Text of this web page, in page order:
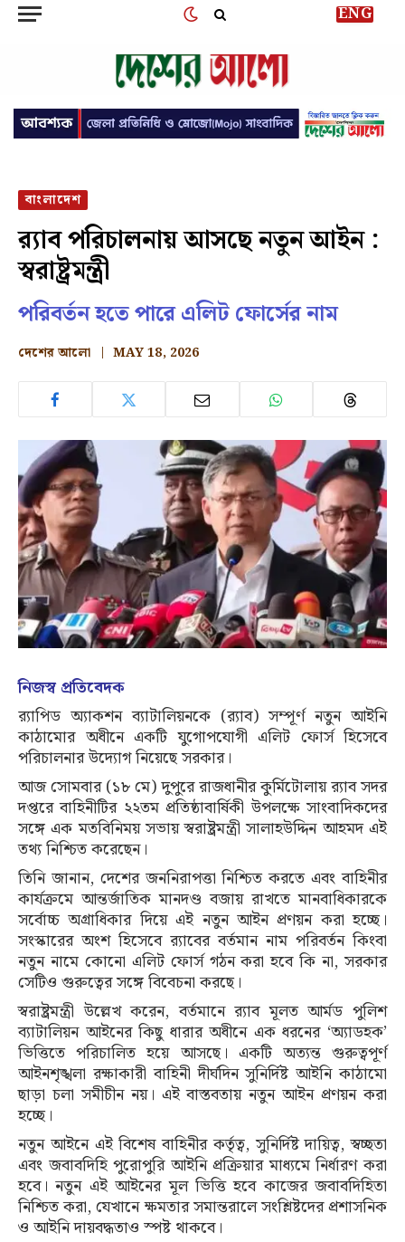
ENG
বাংলাদেশ
র‍্যাব পরিচালনায় আসছে নতুন আইন :
স্বরাষ্ট্রমন্ত্রী
পরিবর্তন হতে পারে এলিট ফোর্সের নাম
দেশের আলো MAY 18, 2026
নিজস্ব প্রতিবেদক
র‍্যাপিড অ্যাকশন ব্যাটালিয়নকে (র‍্যাব) সম্পূর্ণ নতুন আইনি
কাঠামোর অধীনে একটি যুগোপযোগী এলিট ফোর্স হিসেবে
পরিচালনার উদ্যোগ নিয়েছে সরকার।
আজ সোমবার (১৮ মে) দুপুরে রাজধানীর কুর্মিটোলায় র‍্যাব সদর
দপ্তরে বাহিনীটির ২২তম প্রতিষ্ঠাবার্ষিকী উপলক্ষে সাংবাদিকদের
সঙ্গে এক মতবিনিময় সভায় স্বরাষ্ট্রমন্ত্রী সালাহউদ্দিন আহমদ এই
তথ্য নিশ্চিত করেছেন।
তিনি জানান, দেশের জননিরাপত্তা নিশ্চিত করতে এবং বাহিনীর
কার্যক্রমে আন্তর্জাতিক মানদণ্ড বজায় রাখতে মানবাধিকারকে
সর্বোচ্চ অগ্রাধিকার দিয়ে এই নতুন আইন প্রণয়ন করা হচ্ছে।
সংস্কারের অংশ হিসেবে র‍্যাবের বর্তমান নাম পরিবর্তন কিংবা
নতুন নামে কোনো এলিট ফোর্স গঠন করা হবে কি না, সরকার
সেটিও গুরুত্বের সঙ্গে বিবেচনা করছে।
স্বরাষ্ট্রমন্ত্রী উল্লেখ করেন, বর্তমানে র‍্যাব মূলত আর্মড পুলিশ
ব্যাটালিয়ন আইনের কিছু ধারার অধীনে এক ধরনের ‘অ্যাডহক’
ভিত্তিতে পরিচালিত হয়ে আসছে। একটি অত্যন্ত গুরুত্বপূর্ণ
আইনশৃঙ্খলা রক্ষাকারী বাহিনী দীর্ঘদিন সুনির্দিষ্ট আইনি কাঠামো
ছাড়া চলা সমীচীন নয়। এই বাস্তবতায় নতুন আইন প্রণয়ন করা
হচ্ছে।
নতুন আইনে এই বিশেষ বাহিনীর কর্তৃত্ব, সুনির্দিষ্ট দায়িত্ব, স্বচ্ছতা
এবং জবাবদিহি পুরোপুরি আইনি প্রক্রিয়ার মাধ্যমে নির্ধারণ করা
হবে। নতুন এই আইনের মূল ভিত্তি হবে কাজের জবাবদিহিতা
নিশ্চিত করা, যেখানে ক্ষমতার সমান্তরালে সংশ্লিষ্টদের প্রশাসনিক
ও আইনি দায়বদ্ধতাও স্পষ্ট থাকবে।